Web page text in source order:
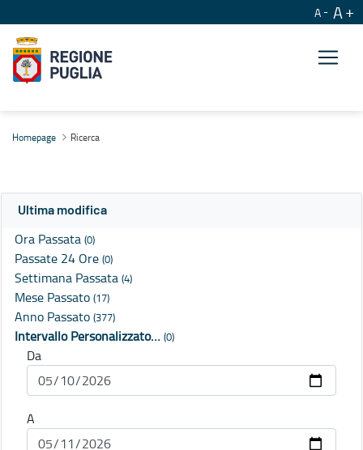
A A
Homepage Ricerca
Ultima modifica
Ora Passata (0)
Passate 24 Ore (0)
Settimana Passata (4)
Mese Passato (17)
Anno Passato (377)
Intervallo Personalizzato… (0)
Da
A